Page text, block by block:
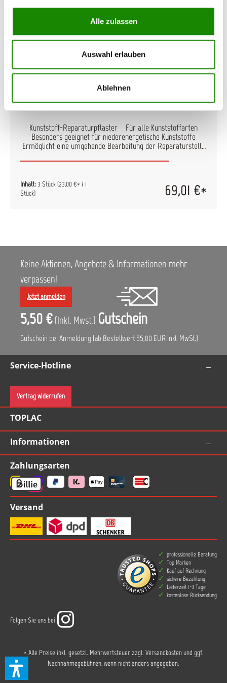
Alle zulassen
Auswahl erlauben
Ablehnen
3M Kunststoff-Reparaturpflaster
Kunststoff-Reparaturpflaster Für alle Kunststoffarten
Besonders geeignet für niederenergetische Kunststoffe
Ermöglicht eine umgehende Bearbeitung der Reparaturstelle
Haftvermittler für Kunststoff-Reparaturpflaster 06396
inkl. 6 Stück Haftvermittler 06396
Inhalt:3 Stück(23,00 €* / 1
Stück)
69,01 €*
Keine Aktionen, Angebote & Informationen mehr
verpassen!
Jetzt anmelden
5,50 € (Inkl. Mwst.) Gutschein
Gutschein bei Anmeldung (ab Bestellwert 55,00 EUR inkl. MwSt.)
Service-Hotline
Vertrag widerrufen
TOPLAC
Informationen
Zahlungsarten
Versand
professionelle Beratung
Top Marken
Kauf auf Rechnung
sichere Bezahlung
Lieferzeit 1-3 Tage
kostenlose Rücksendung
Folgen Sie uns bei
* Alle Preise inkl. gesetzl. Mehrwertsteuer zzgl. Versandkostenund ggf.
Nachnahmegebühren, wenn nicht anders angegeben.